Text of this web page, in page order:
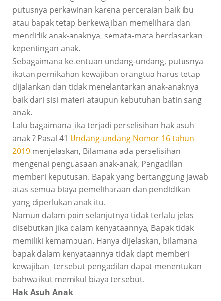
putusnya perkawinan karena perceraian baik ibu
atau bapak tetap berkewajiban memelihara dan
mendidik anak-anaknya, semata-mata berdasarkan
kepentingan anak.
Sebagaimana ketentuan undang-undang, putusnya
ikatan pernikahan kewajiban orangtua harus tetap
dijalankan dan tidak menelantarkan anak-anaknya
baik dari sisi materi ataupun kebutuhan batin sang
anak.
Lalu bagaimana jika terjadi perselisihan hak asuh
anak ? Pasal 41 Undang-undang Nomor 16 tahun
2019menjelaskan, Bilamana ada perselisihan
mengenai penguasaan anak-anak, Pengadilan
memberi keputusan. Bapak yang bertanggung jawab
atas semua biaya pemeliharaan dan pendidikan
yang diperlukan anak itu.
Namun dalam poin selanjutnya tidak terlalu jelas
disebutkan jika dalam kenyataannya, Bapak tidak
memiliki kemampuan. Hanya dijelaskan, bilamana
bapak dalam kenyataannya tidak dapt memberi
kewajiban tersebut pengadilan dapat menentukan
bahwa ikut memikul biaya tersebut.
Hak Asuh Anak